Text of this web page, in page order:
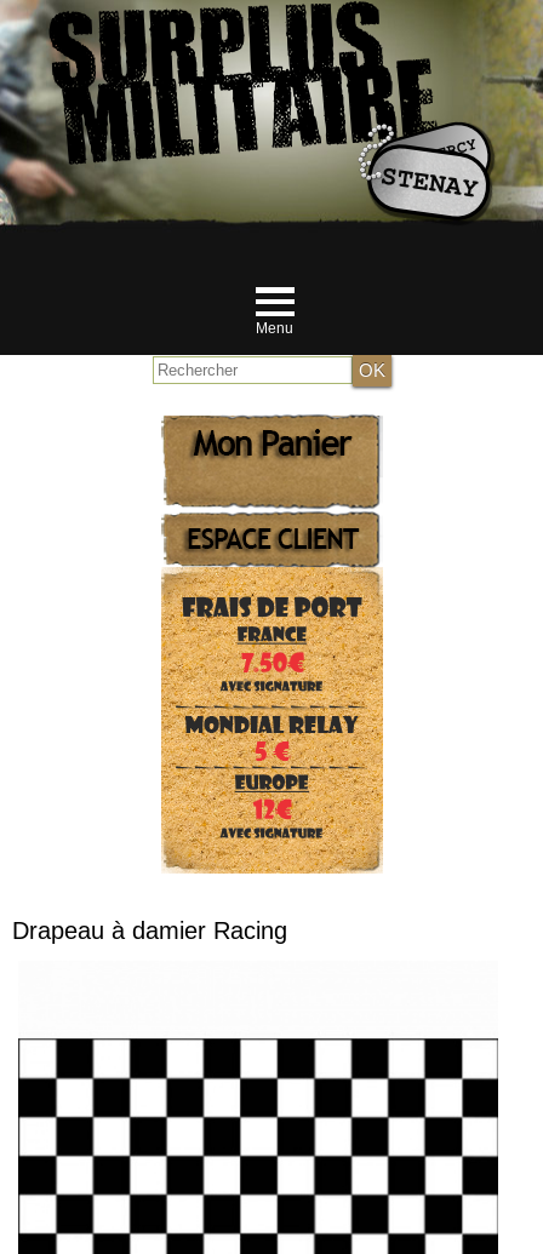
Menu
NOUVEAUTES JUILLET
MILITAIRE
RANDONNEUR et Airsofteur
SECURITE et Forces de l'ordre
CHASSEUR
ENFANT
PEINTURE et camouflage
Reconstitution WWII
TENTES et gros matériel
DRAPEAUX et écussons
Drapeaux de pays
Ecussons US
Téléchargements
Tailles, pointures, couleurs
Nos marques
Drapeau à damier Racing